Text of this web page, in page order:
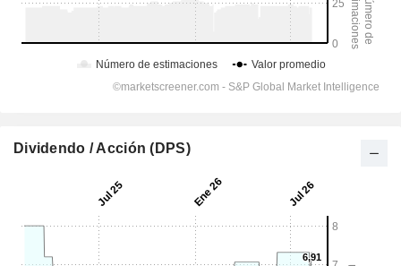
Dividendo / Acción (DPS)